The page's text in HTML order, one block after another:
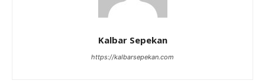
Kalbar Sepekan
https://kalbarsepekan.com